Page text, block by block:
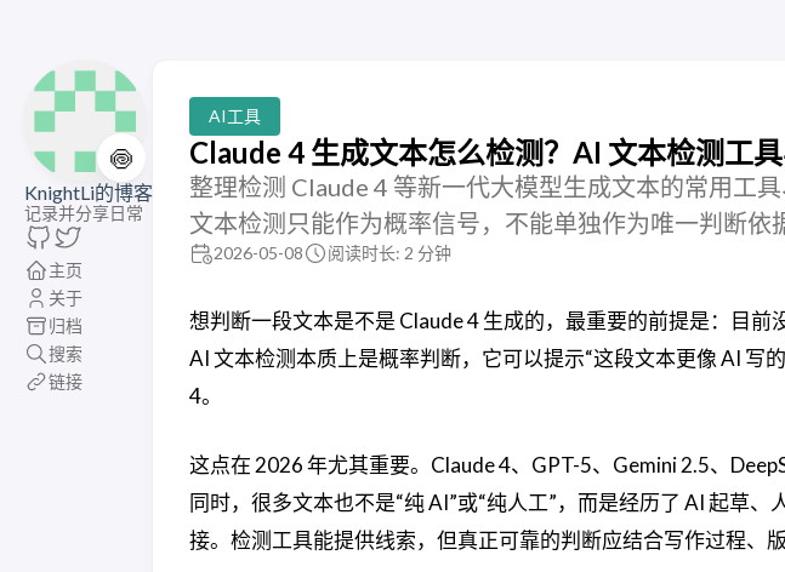
🍥
KnightLi的博客
记录并分享日常
主页
关于
归档
搜索
链接
AI工具
Claude 4 生成文本怎么检测？AI 文本检测工
整理检测 Claude 4 等新一代大模型生成文本的常用工
文本检测只能作为概率信号，不能单独作为唯一判断依
2026-05-08 阅读时长: 2 分钟
想判断一段文本是不是 Claude 4 生成的，最重要的前提是：目前
AI 文本检测本质上是概率判断，它可以提示“这段文本更像 AI 写
4。
这点在 2026 年尤其重要。Claude 4、GPT-5、Gemini 2.5、
同时，很多文本也不是“纯 AI”或“纯人工”，而是经历了 AI 起草
接。检测工具能提供线索，但真正可靠的判断应结合写作过程、